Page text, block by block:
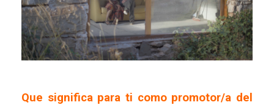
Que significa para ti como promotor/a del